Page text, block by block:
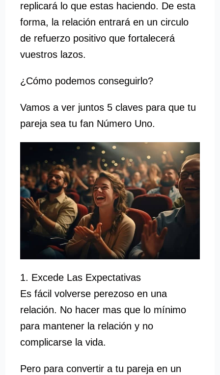
replicará lo que estas haciendo. De esta
forma, la relación entrará en un circulo
de refuerzo positivo que fortalecerá
vuestros lazos.
¿Cómo podemos conseguirlo?
Vamos a ver juntos 5 claves para que tu
pareja sea tu fan Número Uno.
1. Excede Las Expectativas
Es fácil volverse perezoso en una
relación. No hacer mas que lo mínimo
para mantener la relación y no
complicarse la vida.
Pero para convertir a tu pareja en un